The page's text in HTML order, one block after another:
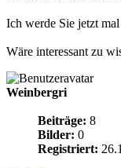
Ich werde Sie jetzt
Wäre interessant zu
Weinbergri
Beiträge: 8
Bilder: 0
Registriert: